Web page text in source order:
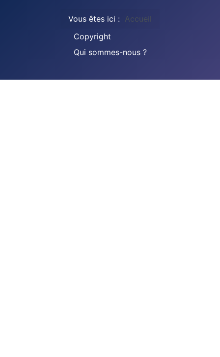
Vous êtes ici : Accueil
Copyright
Qui sommes-nous ?